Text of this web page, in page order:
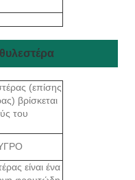
(επίσης
βρίσκεται
του
είναι ένα